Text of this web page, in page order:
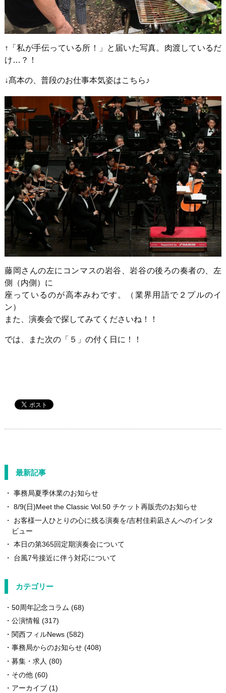
↑「私が手伝っている所！」と届いた写真。肉渡しているだ
け…？！
↓髙本の、普段のお仕事本気姿はこちら♪
藤岡さんの左にコンマスの岩谷、岩谷の後ろの奏者の、左
側（内側）に
座っているのが高本みわです。（業界用語で２プルのイ
ン）
また、演奏会で探してみてくださいね！！
では、また次の「５」の付く日に！！
最新記事
事務局夏季休業のお知らせ
8/9(日)Meet the Classic Vol.50 チケット再販売のお知らせ
お客様一人ひとりの心に残る演奏を/吉村佳莉凪さんへのインタ
ビュー
本日の第365回定期演奏会について
台風7号接近に伴う対応について
カテゴリー
50周年記念コラム (68)
公演情報 (317)
関西フィルNews(582)
事務局からのお知らせ(408)
募集・求人 (80)
その他(60)
アーカイブ(1)